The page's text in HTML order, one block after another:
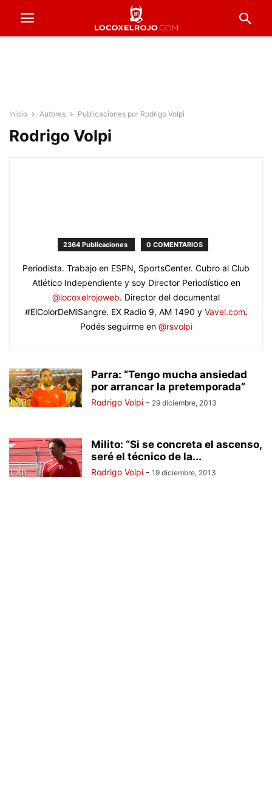
Inicio Autores Publicaciones por Rodrigo Volpi
Rodrigo Volpi
2364 Publicaciones 0 COMENTARIOS
Periodista. Trabajo en ESPN, SportsCenter. Cubro al Club
Atlético Independiente y soy Director Periodístico en
@locoxelrojoweb. Director del documental
#ElColorDeMiSangre. EX Radio 9, AM 1490 y Vavel.com.
Podés seguirme en @rsvolpi
Parra: “Tengo mucha ansiedad
por arrancar la pretemporada”
Rodrigo Volpi - 29 diciembre, 2013
Milito: “Si se concreta el ascenso,
seré el técnico de la...
Rodrigo Volpi - 19 diciembre, 2013